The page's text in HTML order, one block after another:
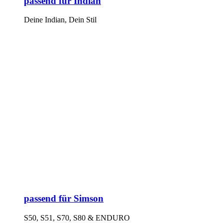
Deine Indian, Dein Stil
passend für Simson
S50, S51, S70, S80 & ENDURO